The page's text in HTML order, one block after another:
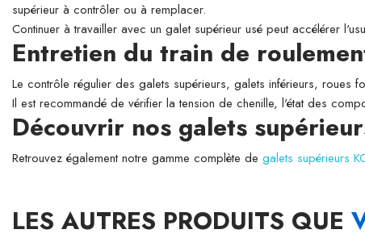
supérieur à contrôler ou à remplacer.
Continuer à travailler avec un galet supérieur usé peut accélérer
Entretien du train de
Le contrôle régulier des galets supérieurs, galets inférieurs, roues
Il est recommandé de vérifier la tension de chenille, l'état des
Découvrir nos galets
Retrouvez également notre gamme complète de galets supérieurs
LES AUTRES PRODUITS QUE